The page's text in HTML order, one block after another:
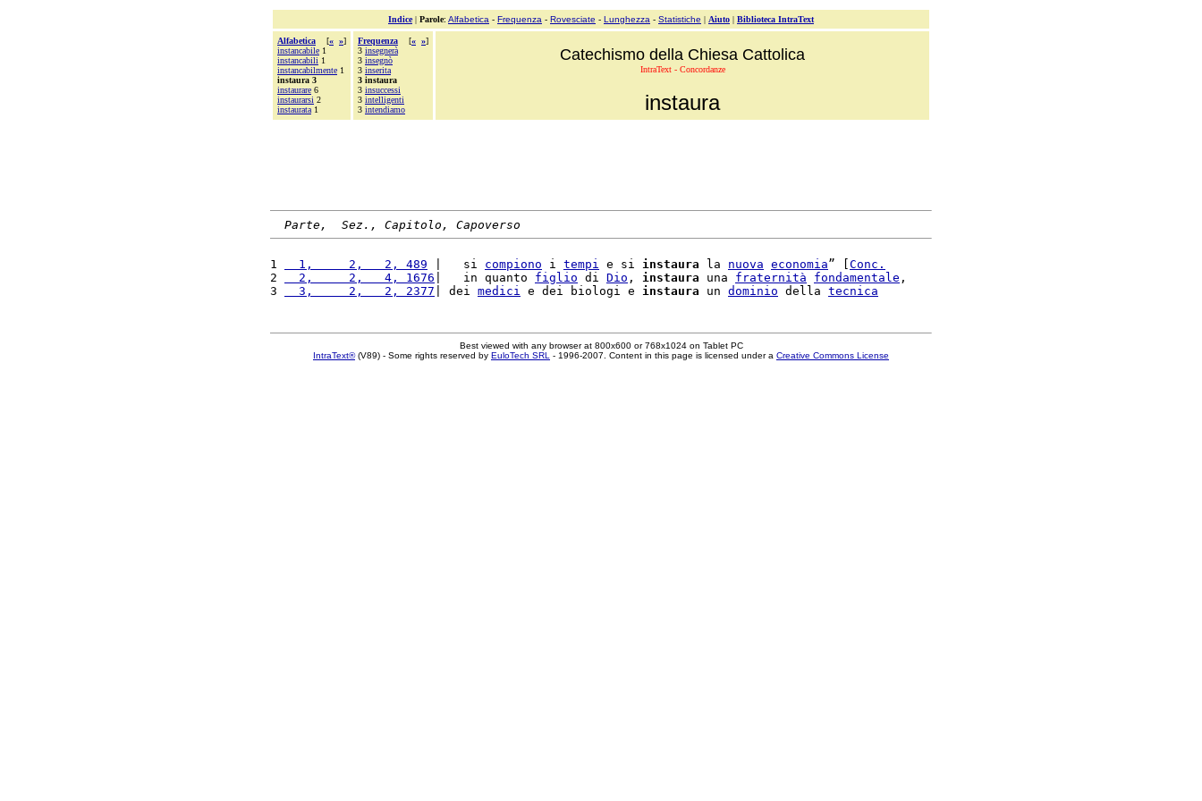
Indice| Parole: Alfabetica - Frequenza - Rovesciate - Lunghezza - Statistiche | Aiuto | Biblioteca IntraText
Alfabetica [« »]
instancabile 1
instancabili 1
instancabilmente 1
instaura 3
instaurare 6
instaurarsi 2
instaurata 1
Frequenza [« »]
3 insegnerà
3 insegnò
3 inserita
3 instaura
3 insuccessi
3 intelligenti
3 intendiamo
Catechismo della Chiesa Cattolica
IntraText - Concordanze
instaura
Parte,  Sez., Capitolo, Capoverso
1
  1,     2,   2, 489
|   si compiono i tempi e si instaura la nuova economia” [ Conc.
2
  2,     2,   4, 1676
|   in quanto figlio di Dio , instaura una fraternità fondamentale ,
3
  3,     2,   2, 2377
| dei medici e dei biologi e instaura un dominio della tecnica
Best viewed with any browser at 800x600 or 768x1024 on Tablet PC
IntraText®(V89) - Some rights reserved by EuloTech SRL - 1996-2007. Content in this page is licensed under a Creative Commons License